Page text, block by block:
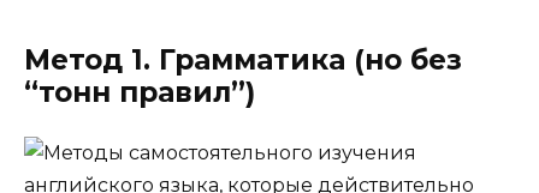
Метод 1. Грамматика (но без
“тонн правил”)